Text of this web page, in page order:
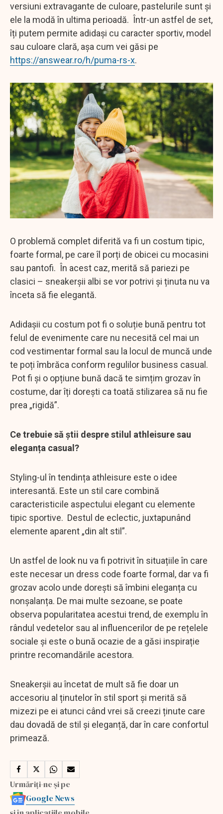
versiuni extravagante de culoare, pastelurile sunt și
ele la modă în ultima perioadă. Într-un astfel de set,
îți putem permite adidași cu caracter sportiv, model
sau culoare clară, așa cum vei găsi pe
https://answear.ro/h/puma-rs-x.
O problemă complet diferită va fi un costum tipic,
foarte formal, pe care îl porți de obicei cu mocasini
sau pantofi. În acest caz, merită să pariezi pe
clasici – sneakerșii albi se vor potrivi și ținuta nu va
înceta să fie elegantă.
Adidașii cu costum pot fi o soluție bună pentru tot
felul de evenimente care nu necesită cel mai un
cod vestimentar formal sau la locul de muncă unde
te poți îmbrăca conform regulilor business casual.
Pot fi și o opțiune bună dacă te simțim grozav în
costume, dar îți dorești ca toată stilizarea să nu fie
prea „rigidă”.
Ce trebuie să știi despre stilul athleisure sau
eleganța casual?
Styling-ul în tendința athleisure este o idee
interesantă. Este un stil care combină
caracteristicile aspectului elegant cu elemente
tipic sportive. Destul de eclectic, juxtapunând
elemente aparent „din alt stil”.
Un astfel de look nu va fi potrivit în situațiile în care
este necesar un dress code foarte formal, dar va fi
grozav acolo unde dorești să îmbini eleganța cu
nonșalanța. De mai multe sezoane, se poate
observa popularitatea acestui trend, de exemplu în
rândul vedetelor sau al influencerilor de pe rețelele
sociale și este o bună ocazie de a găsi inspirație
printre recomandările acestora.
Sneakerșii au încetat de mult să fie doar un
accesoriu al ținutelor în stil sport și merită să
mizezi pe ei atunci când vrei să creezi ținute care
dau dovadă de stil și eleganță, dar în care confortul
primează.
Urmăriți-ne și pe
Google News